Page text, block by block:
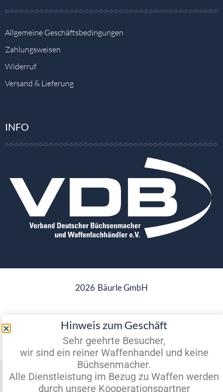
Allgemeine Geschäftsbedingungen
Zahlungsweisen
Widerruf
Versand & Lieferung
INFO
2026 Bäurle GmbH
Vertrag widerrufen
Hinweis zum Geschäft
Sehr geehrte Besucher,
wir sind ein reiner Waffenhandel und keine
Büchsenmacher.
Alle Dienstleistung im Bezug zu Waffen werden
durch unsere Kooperationspartner